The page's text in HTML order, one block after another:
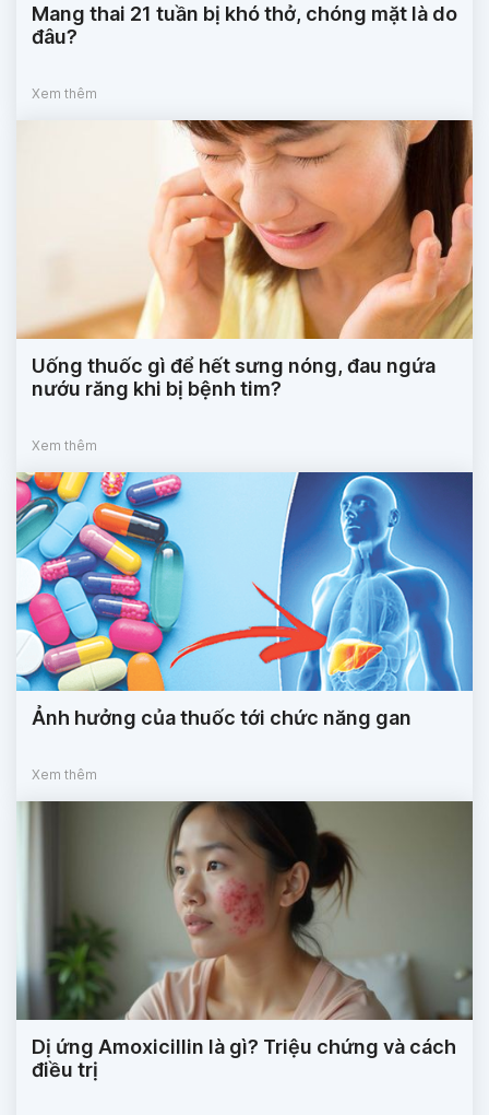
Mang thai 21 tuần bị khó thở, chóng mặt là do
đâu?
Xem thêm
Uống thuốc gì để hết sưng nóng, đau ngứa
nướu răng khi bị bệnh tim?
Xem thêm
Ảnh hưởng của thuốc tới chức năng gan
Xem thêm
Dị ứng Amoxicillin là gì? Triệu chứng và cách
điều trị